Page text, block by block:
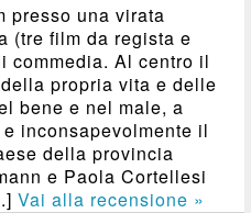
presso una virata
(tre film da regista e
commedia. Al centro il
propria vita e delle
bene e nel male, a
inconsapevolmente il
della provincia
e Paola Cortellesi
Vai alla recensione »